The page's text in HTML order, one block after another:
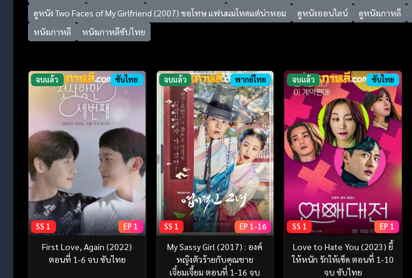
ดูหนัง Two Faces of My Girlfriend (2007) ขอโทษ แฟนผมโหดแต่น่าหอม
ดูหนังออนไลน์ ดูหนังเกาหลี
หนังเกาหลี
หนังเกาหลีซับไทย
จบแล้ว ซับไทย
SS 1 EP 1
First Love, Again (2022)
ตอนที่ 1-6 จบ ซับไทย
จบแล้ว พากย์ไทย
SS 1 EP 1-16
My Sassy Girl (2017) : องค์
หญิงตัวร้ายกับคุณชาย
เจี๋ยมเจี้ยม ตอนที่ 1-16 จบ
จบแล้ว ซับไทย
SS 1 EP 1
Love to Hate You (2023) ยี้
ให้หนัก รักให้เข็ด ตอนที่ 1-10
จบ ซับไทย